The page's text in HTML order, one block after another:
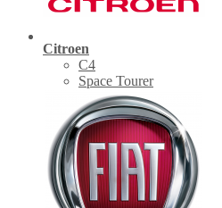
Citroen
C4
Space Tourer